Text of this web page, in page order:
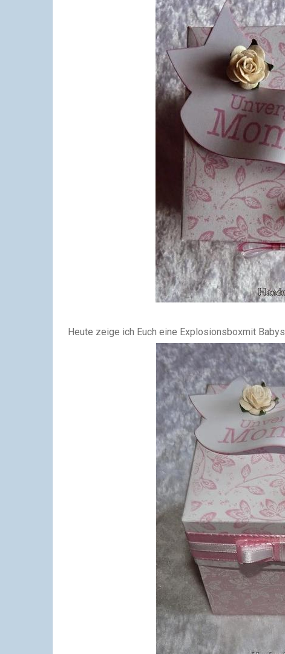
Heute zeige ich Euch eine Explosionsboxmit